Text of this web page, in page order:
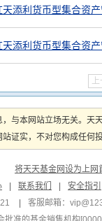
天添利货币型集合资
添利货币型集合资
上
与本网站立场无关。
证实，不对您构成任
将天天基金网设为上网
联系我们
安全指引
客服邮箱：